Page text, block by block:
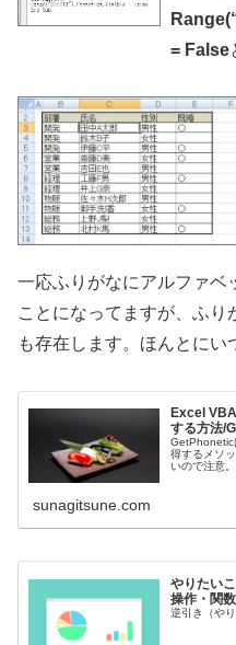
= False
一応ふりがなにアルファベ
ことになってますが、ふ
も存在します。ほんとに
Excel
する方法/
GetPhonetic
得するメソ
いので注意。
sunagitsune.com
やりたい
操作・関
逆引き（や